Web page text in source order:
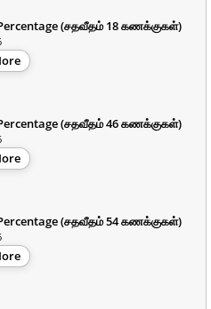
Percentage (சதவீதம் 18 கணக்குகள்)
Percentage (சதவீதம் 46 கணக்குகள்)
Percentage (சதவீதம் 54 கணக்குகள்)